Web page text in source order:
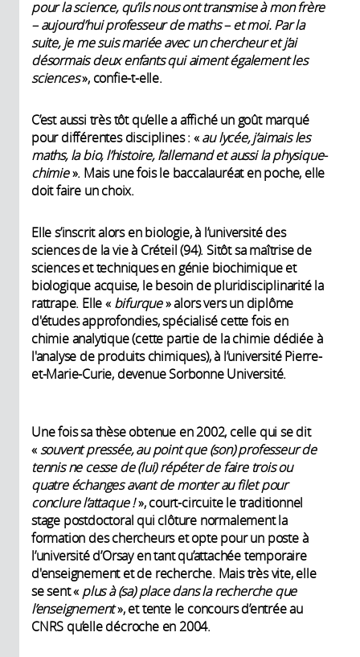
pour la science, qu’ils nous ont transmise à mon frère
– aujourd’hui professeur de maths – et moi. Par la
suite, je me suis mariée avec un chercheur et j’ai
désormais deux enfants qui aiment également les
sciences», confie-t-elle.
C’est aussi très tôt qu’elle a affiché un goût marqué
pour différentes disciplines : «au lycée, j’aimais les
maths, la bio, l’histoire, l’allemand et aussi la physique-
chimie». Mais une fois le baccalauréat en poche, elle
doit faire un choix.
Elle s’inscrit alors en biologie, à l’université des
sciences de la vie à Créteil (94). Sitôt sa maîtrise de
sciences et techniques en génie biochimique et
biologique acquise, le besoin de pluridisciplinarité la
rattrape. Elle « bifurque» alors vers un diplôme
d'études approfondies, spécialisé cette fois en
chimie analytique (cette partie de la chimie dédiée à
l'analyse de produits chimiques), à l’université Pierre-
et-Marie-Curie, devenue Sorbonne Université.
Une fois sa thèse obtenue en 2002, celle qui se dit
«souvent pressée, au point que (son) professeur de
tennis ne cesse de (lui) répéter de faire trois ou
quatre échanges avant de monter au filet pour
conclure l’attaque !», court-circuite le traditionnel
stage postdoctoral qui clôture normalement la
formation des chercheurs et opte pour un poste à
l’université d’Orsay en tant qu’attachée temporaire
d'enseignement et de recherche. Mais très vite, elle
se sent « plus à (sa) place dans la recherche que
l’enseignement», et tente le concours d’entrée au
CNRS qu’elle décroche en 2004.